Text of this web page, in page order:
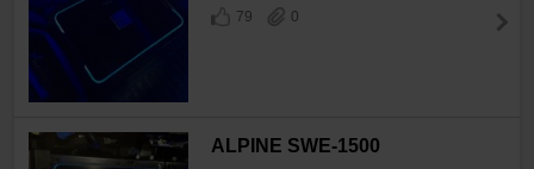
79
0
ALPINE SWE-1500